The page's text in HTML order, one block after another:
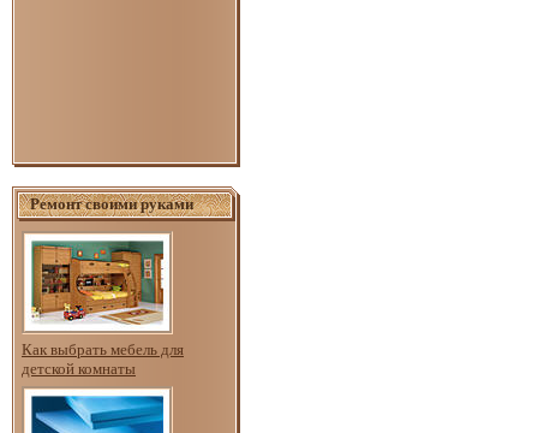
Ремонт своими руками
Как выбрать мебель для
детской комнаты